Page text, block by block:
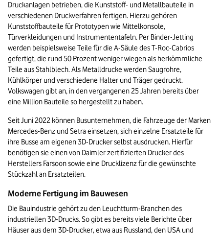
Druckanlagen betrieben, die Kunststoff- und Metallbauteile in
verschiedenen Druckverfahren fertigen. Hierzu gehören
Kunststoffbauteile für Prototypen wie Mittelkonsole,
Türverkleidungen und Instrumententafeln. Per Binder-Jetting
werden beispielsweise Teile für die A-Säule des T-Roc-Cabrios
gefertigt, die rund 50 Prozent weniger wiegen als herkömmliche
Teile aus Stahlblech. Als Metalldrucke werden Saugrohre,
Kühlkörper und verschiedene Halter und Träger gedruckt.
Volkswagen gibt an, in den vergangenen 25 Jahren bereits über
eine Million Bauteile so hergestellt zu haben.
Seit Juni 2022 können Busunternehmen, die Fahrzeuge der Marken
Mercedes-Benz und Setra einsetzen, sich einzelne Ersatzteile für
ihre Busse am eigenen 3D-Drucker selbst ausdrucken. Hierfür
benötigen sie einen von Daimler zertifizierten Drucker des
Herstellers Farsoon sowie eine Drucklizenz für die gewünschte
Stückzahl an Ersatzteilen.
Moderne Fertigung im Bauwesen
Die Bauindustrie gehört zu den Leuchtturm-Branchen des
industriellen 3D-Drucks. So gibt es bereits viele Berichte über
Häuser aus dem 3D-Drucker, etwa aus Russland, den USA und